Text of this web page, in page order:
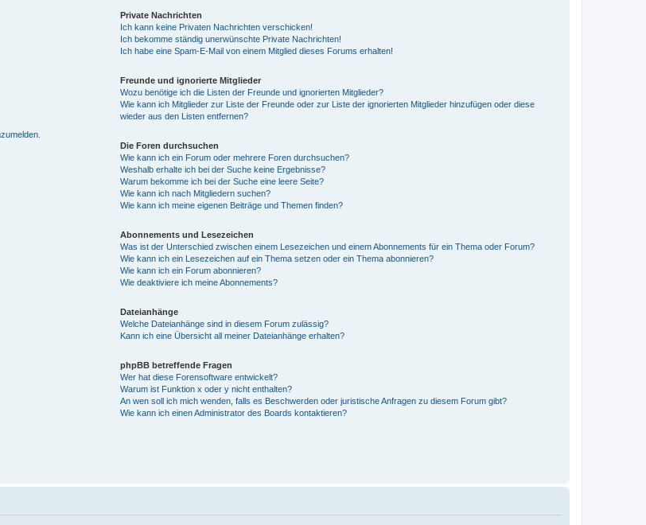
Private Nachrichten
Ich kann keine Privaten Nachrichten verschicken!
Ich bekomme ständig unerwünschte Private Nachrichten!
Ich habe eine Spam-E-Mail von einem Mitglied dieses Forums erhalten!
Freunde und ignorierte Mitglieder
Wozu benötige ich die Listen der Freunde und ignorierten Mitglieder?
Wie kann ich Mitglieder zur Liste der Freunde oder zur Liste der ignorierten Mitglieder hinzufügen oder diese
wieder aus den Listen entfernen?
Die Foren durchsuchen
Wie kann ich ein Forum oder mehrere Foren durchsuchen?
Weshalb erhalte ich bei der Suche keine Ergebnisse?
Warum bekomme ich bei der Suche eine leere Seite?
Wie kann ich nach Mitgliedern suchen?
Wie kann ich meine eigenen Beiträge und Themen finden?
Abonnements und Lesezeichen
Was ist der Unterschied zwischen einem Lesezeichen und einem Abonnements für ein Thema oder Forum?
Wie kann ich ein Lesezeichen auf ein Thema setzen oder ein Thema abonnieren?
Wie kann ich ein Forum abonnieren?
Wie deaktiviere ich meine Abonnements?
Dateianhänge
Welche Dateianhänge sind in diesem Forum zulässig?
Kann ich eine Übersicht all meiner Dateianhänge erhalten?
phpBB betreffende Fragen
Wer hat diese Forensoftware entwickelt?
Warum ist Funktion x oder y nicht enthalten?
An wen soll ich mich wenden, falls es Beschwerden oder juristische Anfragen zu diesem Forum gibt?
Wie kann ich einen Administrator des Boards kontaktieren?